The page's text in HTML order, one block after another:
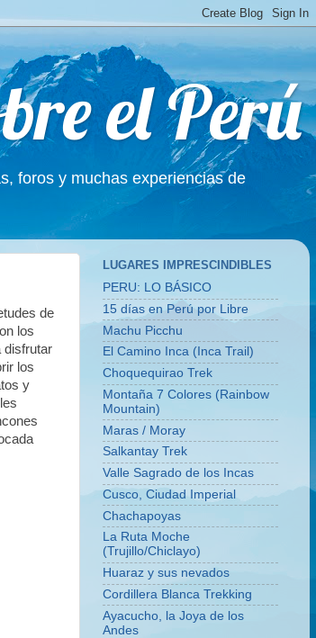
el Perú
foros y muchas experiencias de
de
los
disfrutar
los
y
LUGARES IMPRESCINDIBLES
PERU: LO BÁSICO
15 días en Perú por Libre
Machu Picchu
El Camino Inca (Inca Trail)
Choquequirao Trek
Montaña 7 Colores (Rainbow
Mountain)
Maras / Moray
Salkantay Trek
Valle Sagrado de los Incas
Cusco, Ciudad Imperial
Chachapoyas
La Ruta Moche
(Trujillo/Chiclayo)
Huaraz y sus nevados
Cordillera Blanca Trekking
Ayacucho, la Joya de los
Andes